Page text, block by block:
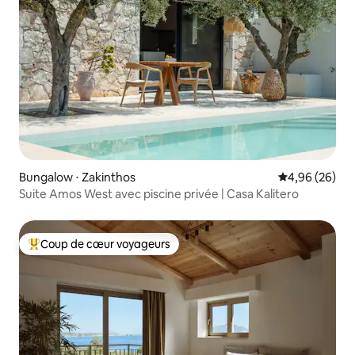
Bungalow ⋅ Zakinthos Évaluation
4,96 (26)
Suite Amos West avec piscine privée | Casa Kalitero
Coups de cœur voyageurs les plus appréciés
Coup de cœur voyageurs